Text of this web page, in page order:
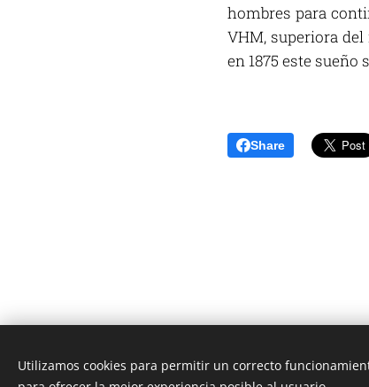
hombres para
VHM, superiora
en 1875 este sueño
Share
Unione Superiori Generali - Via dei Penitenzieri 19 -
Utilizamos cookies para permitir un correcto